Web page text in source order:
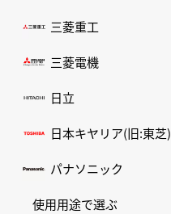
三菱重工
三菱電機
日立
日本キヤリア(旧:東芝)
パナソニック
使用用途で選ぶ